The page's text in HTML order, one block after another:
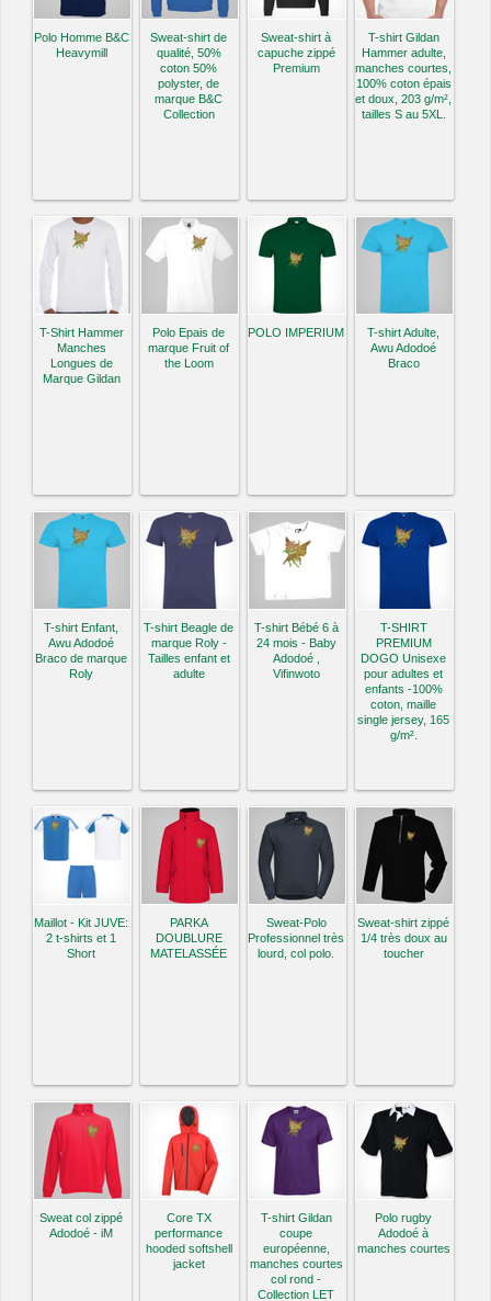
Polo Homme B&C
Heavymill
Sweat-shirt de
qualité, 50%
coton 50%
polyster, de
marque B&C
Collection
Sweat-shirt à
capuche zippé
Premium
T-shirt Gildan
Hammer adulte,
manches courtes,
100% coton épais
et doux, 203 g/m²,
tailles S au 5XL.
T-Shirt Hammer
Manches
Longues de
Marque Gildan
Polo Epais de
marque Fruit of
the Loom
POLO IMPERIUM
T-shirt Adulte,
Awu Adodoé
Braco
T-shirt Enfant,
Awu Adodoé
Braco de marque
Roly
T-shirt Beagle de
marque Roly -
Tailles enfant et
adulte
T-shirt Bébé 6 à
24 mois - Baby
Adodoé ,
Vifinwoto
T-SHIRT
PREMIUM
DOGO Unisexe
pour adultes et
enfants -100%
coton, maille
single jersey, 165
g/m².
Maillot - Kit JUVE:
2 t-shirts et 1
Short
PARKA
DOUBLURE
MATELASSÉE
Sweat-Polo
Professionnel très
lourd, col polo.
Sweat-shirt zippé
1/4 très doux au
toucher
Sweat col zippé
Adodoé - iM
Core TX
performance
hooded softshell
jacket
T-shirt Gildan
coupe
européenne,
manches courtes
col rond -
Collection LET
Polo rugby
Adodoé à
manches courtes